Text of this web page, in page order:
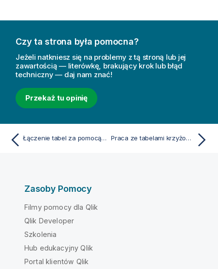
Czy ta strona była pomocna?
Jeżeli natkniesz się na problemy z tą stroną lub jej
zawartością — literówkę, brakujący krok lub błąd
techniczny — daj nam znać!
Przekaż tu opinię
Łączenie tabel za pomocą Join i Keep Praca ze tabelami krzyżowymi w skrypcie ładowania danych
Zasoby Pomocy
Filmy pomocy dla Qlik
Qlik Developer
Szkolenia
Hub edukacyjny Qlik
Portal klientów Qlik